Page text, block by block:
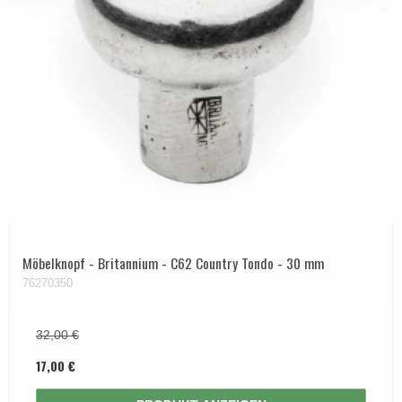
Möbelknopf - Britannium - C62 Country Tondo - 30 mm
76270350
32,00 €
17,00 €